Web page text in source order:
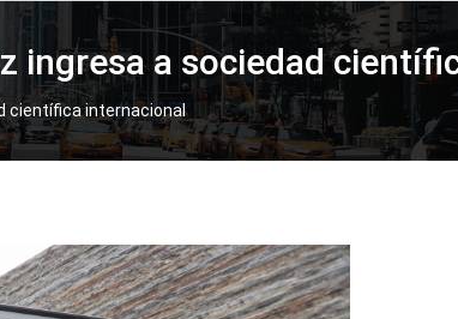
ingresa a sociedad
científica internacional